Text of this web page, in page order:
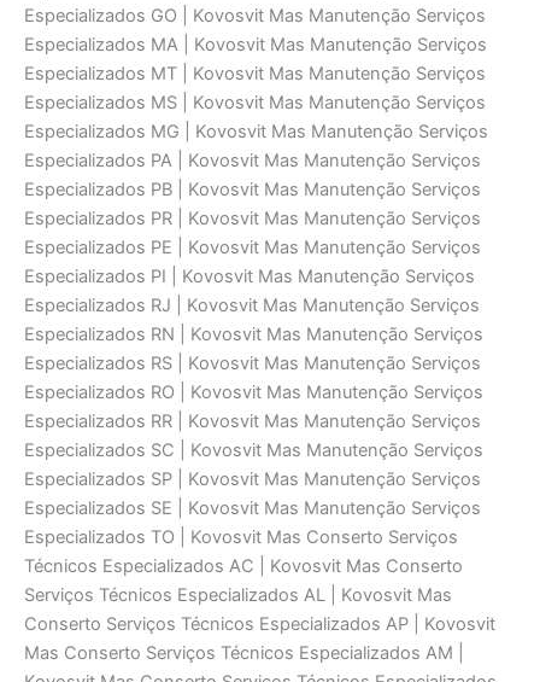
Especializados GO | Kovosvit Mas Manutenção Serviços
Especializados MA | Kovosvit Mas Manutenção Serviços
Especializados MT | Kovosvit Mas Manutenção Serviços
Especializados MS | Kovosvit Mas Manutenção Serviços
Especializados MG | Kovosvit Mas Manutenção Serviços
Especializados PA | Kovosvit Mas Manutenção Serviços
Especializados PB | Kovosvit Mas Manutenção Serviços
Especializados PR | Kovosvit Mas Manutenção Serviços
Especializados PE | Kovosvit Mas Manutenção Serviços
Especializados PI | Kovosvit Mas Manutenção Serviços
Especializados RJ | Kovosvit Mas Manutenção Serviços
Especializados RN | Kovosvit Mas Manutenção Serviços
Especializados RS | Kovosvit Mas Manutenção Serviços
Especializados RO | Kovosvit Mas Manutenção Serviços
Especializados RR | Kovosvit Mas Manutenção Serviços
Especializados SC | Kovosvit Mas Manutenção Serviços
Especializados SP | Kovosvit Mas Manutenção Serviços
Especializados SE | Kovosvit Mas Manutenção Serviços
Especializados TO | Kovosvit Mas Conserto Serviços
Técnicos Especializados AC | Kovosvit Mas Conserto
Serviços Técnicos Especializados AL | Kovosvit Mas
Conserto Serviços Técnicos Especializados AP | Kovosvit
Mas Conserto Serviços Técnicos Especializados AM |